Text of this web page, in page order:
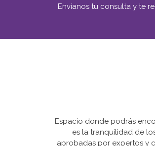
Envíanos tu consulta y te
Espacio donde podrás
es la tranquilidad de
aprobadas por expertos y